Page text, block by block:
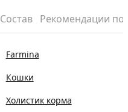
Состав Рекомендации
Farmina
Кошки
Холистик корма